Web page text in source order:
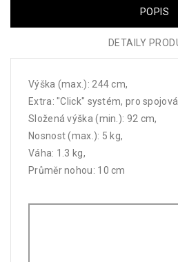
POPIS
DETAILY
Výška (max.): 244 cm,
Extra: "Click" systém, pro
Složená výška (min.): 92 cm,
Nosnost (max.): 5 kg,
Váha: 1.3 kg,
Průměr nohou: 10 cm